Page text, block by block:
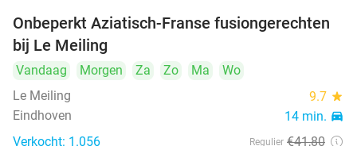
19%
Onbeperkt Aziatisch-Franse fusiongerechten
bij Le Meiling
Vandaag Morgen Za Zo Ma
Wo
Le Meiling
9.7 star
Eindhoven 14 min. directions_car
Verkocht: 1.056 Regulier €41,80